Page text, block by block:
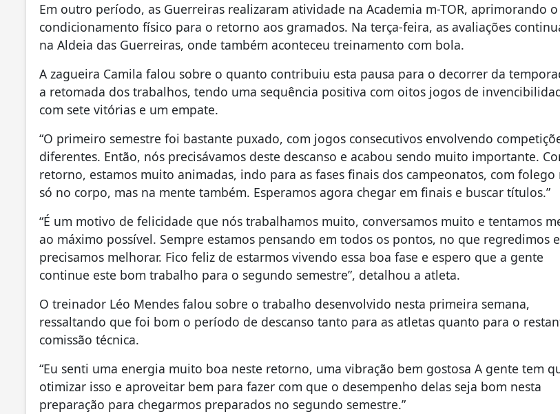
Em outro período, as Guerreiras realizaram atividade na Academia m-TOR, aprimorando o
condicionamento físico para o retorno aos gramados. Na terça-feira, as avaliações
na Aldeia das Guerreiras, onde também aconteceu treinamento com bola.
A zagueira Camila falou sobre o quanto contribuiu esta pausa para o decorrer da
a retomada dos trabalhos, tendo uma sequência positiva com oitos jogos de
com sete vitórias e um empate.
“O primeiro semestre foi bastante puxado, com jogos consecutivos envolvendo
diferentes. Então, nós precisávamos deste descanso e acabou sendo muito importante.
retorno, estamos muito animadas, indo para as fases finais dos campeonatos, com folego
só no corpo, mas na mente também. Esperamos agora chegar em finais e buscar títulos.”
“É um motivo de felicidade que nós trabalhamos muito, conversamos muito e tentamos
ao máximo possível. Sempre estamos pensando em todos os pontos, no que regredimos
precisamos melhorar. Fico feliz de estarmos vivendo essa boa fase e espero que a gente
continue este bom trabalho para o segundo semestre”, detalhou a atleta.
O treinador Léo Mendes falou sobre o trabalho desenvolvido nesta primeira semana,
ressaltando que foi bom o período de descanso tanto para as atletas quanto para o
comissão técnica.
“Eu senti uma energia muito boa neste retorno, uma vibração bem gostosa A gente tem
otimizar isso e aproveitar bem para fazer com que o desempenho delas seja bom nesta
preparação para chegarmos preparados no segundo semestre.”